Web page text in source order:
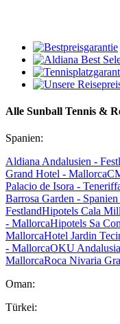
Alle Sunball Tennis &
Spanien:
Aldiana Andalusien -
Grand Hotel - Mallorca
Palacio de Isora -
Barrosa Garden - Spanien
FestlandHipotels Cala
- MallorcaHipotels Sa
MallorcaHotel Jardin
- MallorcaOKU
MallorcaRoca Nivaria
Oman:
Türkei: